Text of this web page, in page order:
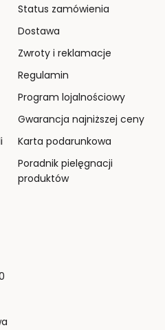
Status zamówienia
Dostawa
Zwroty i reklamacje
Regulamin
Program lojalnościowy
Gwarancja najniższej ceny
Karta podarunkowa
Poradnik pielęgnacji
produktów